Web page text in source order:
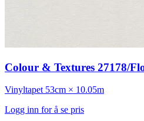
Colour & Textures 27178/
Vinyltapet 53cm × 10.05m
Logg inn for å se pris